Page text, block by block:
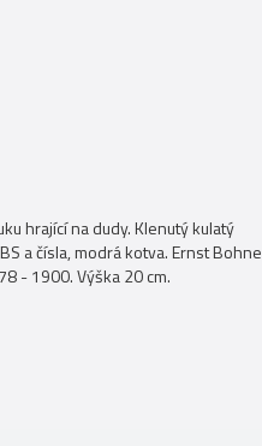
hrající na dudy. Klenutý kulatý
a čísla, modrá kotva. Ernst Bohne
- 1900. Výška 20 cm.